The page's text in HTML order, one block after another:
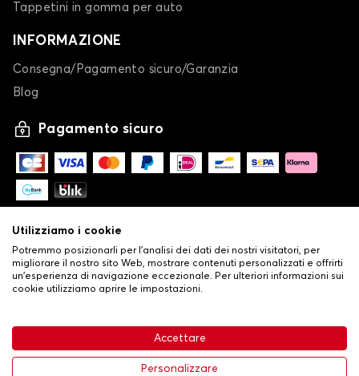
63,99 € Aggiungi al carrello
Tappetini in gomma per auto
INFORMAZIONE
Consegna/Pagamento sicuro/Garanzia
Blog
Pagamento sicuro
Condizioni generali di vendita•
Politica sulla privacy e sui cookie•Livraison
Utilizziamo i cookie
Potremmo posizionarli per l'analisi dei dati dei nostri visitatori, per
migliorare il nostro sito Web, mostrare contenuti personalizzati e offrirti
un'esperienza di navigazione eccezionale. Per ulteriori informazioni sui
cookie utilizziamo aprire le impostazioni.
Accettare
Personalizzare